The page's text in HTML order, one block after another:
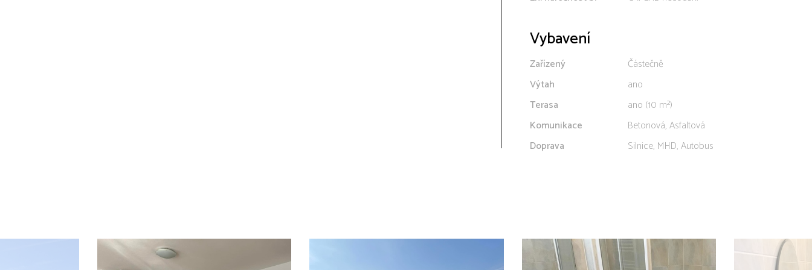
Vybavení
Zařízený
Částečně
Výtah
ano
Terasa
ano (10 m²)
Komunikace
Betonová, Asfaltová
Doprava
Silnice, MHD, Autobus